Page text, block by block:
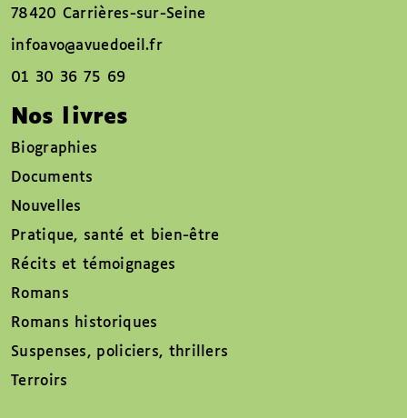
78420 Carrières-sur-Seine
infoavo@avuedoeil.fr
01 30 36 75 69
Nos livres
Biographies
Documents
Nouvelles
Pratique, santé et bien-être
Récits et témoignages
Romans
Romans historiques
Suspenses, policiers, thrillers
Terroirs